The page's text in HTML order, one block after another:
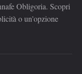
Obligoria. Scopri
o un'opzione